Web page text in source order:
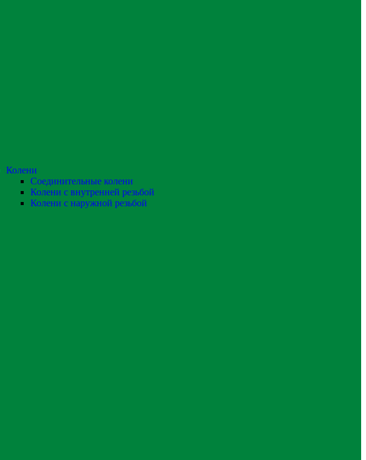
Колени
Соединительные колени
Колени с внутренней резьбой
Колени с наружной резьбой